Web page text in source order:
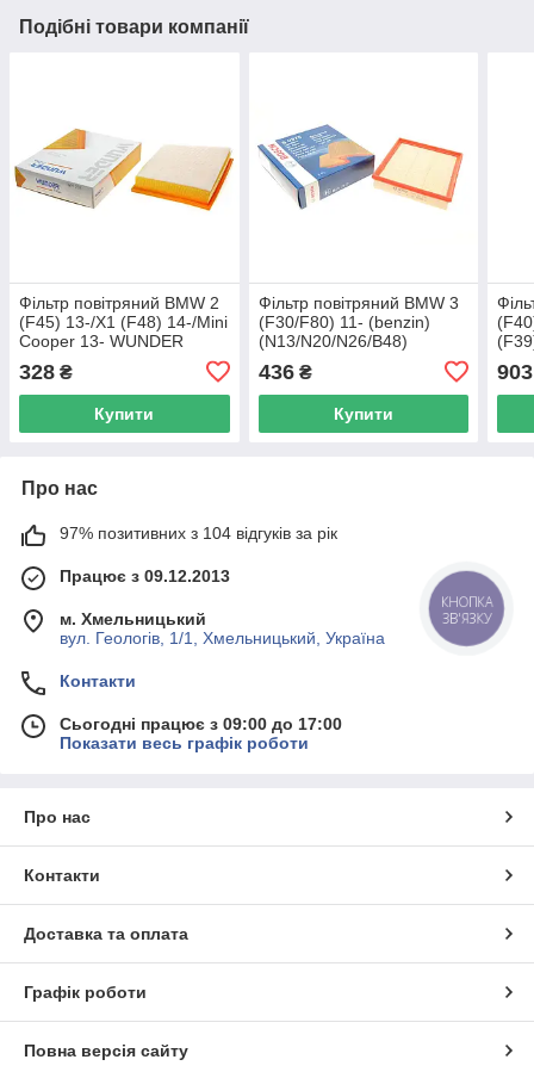
Подібні товари компанії
Фільтр повітряний BMW 2
(F45) 13-/X1 (F48) 14-/Mini
Cooper 13- WUNDER
328 ₴
Купити
Фільтр повітряний BMW 3
(F30/F80) 11- (benzin)
(N13/N20/N26/B48)
UA62
436₴
Купити
903
Про нас
97% позитивних з 104 відгуків за рік
Працює з 09.12.2013
м. Хмельницький
вул. Геологів, 1/1, Хмельницький, Україна
Контакти
Сьогодні працює з 09:00 до 17:00
Показати весь графік роботи
Про нас
Контакти
Доставка та оплата
Графік роботи
Повна версія сайту
КНОПКА
ЗВ'ЯЗКУ